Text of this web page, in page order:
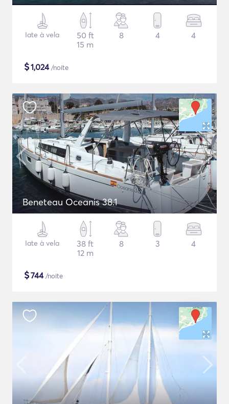
Iate à vela
50 ft
15 m
8 4 4
$1,024/noite
Beneteau Oceanis 38.1
Iate à vela
38 ft
12 m
8 3 4
$744/noite